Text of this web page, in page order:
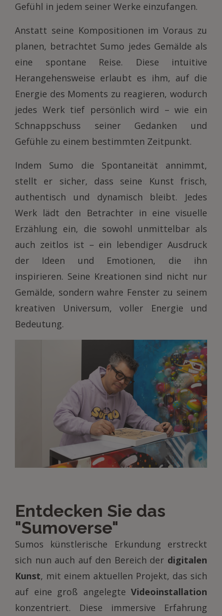
Gefühl in jedem seiner Werke einzufangen.
Anstatt seine Kompositionen im Voraus zu
planen, betrachtet Sumo jedes Gemälde als
eine spontane Reise. Diese intuitive
Herangehensweise erlaubt es ihm, auf die
Energie des Moments zu reagieren, wodurch
jedes Werk tief persönlich wird – wie ein
Schnappschuss seiner Gedanken und
Gefühle zu einem bestimmten Zeitpunkt.
Indem Sumo die Spontaneität annimmt,
stellt er sicher, dass seine Kunst frisch,
authentisch und dynamisch bleibt. Jedes
Werk lädt den Betrachter in eine visuelle
Erzählung ein, die sowohl unmittelbar als
auch zeitlos ist – ein lebendiger Ausdruck
der Ideen und Emotionen, die ihn
inspirieren. Seine Kreationen sind nicht nur
Gemälde, sondern wahre Fenster zu seinem
kreativen Universum, voller Energie und
Bedeutung.
Entdecken Sie das
"Sumoverse"
Sumos künstlerische Erkundung erstreckt
sich nun auch auf den Bereich der digitalen
Kunst, mit einem aktuellen Projekt, das sich
auf eine groß angelegte Videoinstallation
konzentriert. Diese immersive Erfahrung